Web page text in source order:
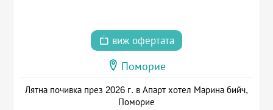
виж офертата
Поморие
Лятна почивка през 2026 г. в Апарт хотел Марина бийч,
Поморие